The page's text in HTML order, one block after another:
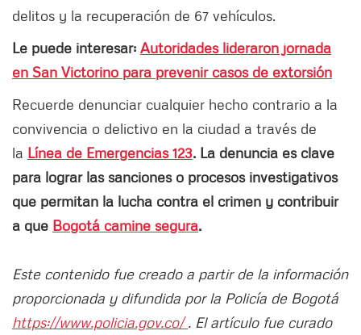
delitos y la recuperación de 67 vehículos.
Le puede interesar: Autoridades lideraron jornada
en San Victorino para prevenir casos de extorsión
Recuerde denunciar cualquier hecho contrario a la
convivencia o delictivo en la ciudad a través de
la Línea de Emergencias 123. La denuncia es clave
para lograr las sanciones o procesos investigativos
que permitan la lucha contra el crimen y contribuir
a que Bogotá camine segura.
Este contenido fue creado a partir de la información
proporcionada y difundida por la Policía de Bogotá
https://www.policia.gov.co/. El artículo fue curado